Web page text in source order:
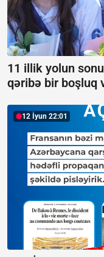
11 illik yolun
qəribə bir boşluq
12 İyun 22:01